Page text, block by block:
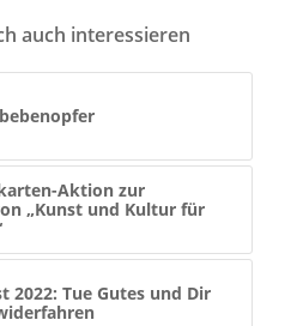
auch interessieren
Aktion zur
„Kunst und Kultur für
2022: Tue Gutes und Dir